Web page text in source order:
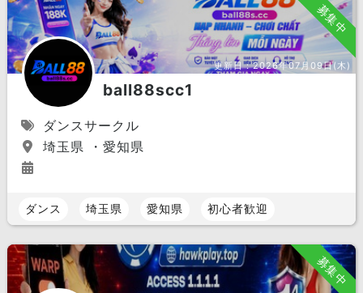
募集中
更新日：2026年07月09日(木)
ball88scc1
ダンスサークル
埼玉県 ・愛知県
ダンス 埼玉県 愛知県 初心者歓迎
募集中